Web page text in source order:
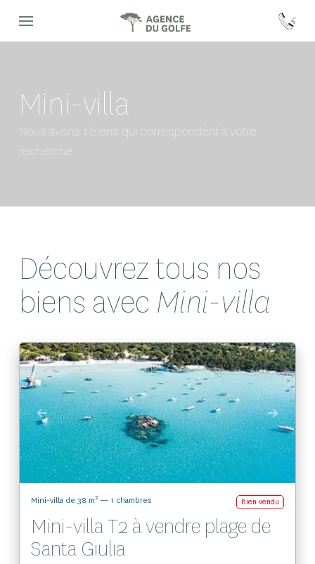
Mini-villa
Nous avons 1 biens qui correspondent à votre
recherche
Découvrez tous nos
biens avec Mini-villa
Voir le bien
Mini-villa de 38 m2— 1 chambres Bien vendu
Mini-villa T2 à vendre plage de
Santa Giulia